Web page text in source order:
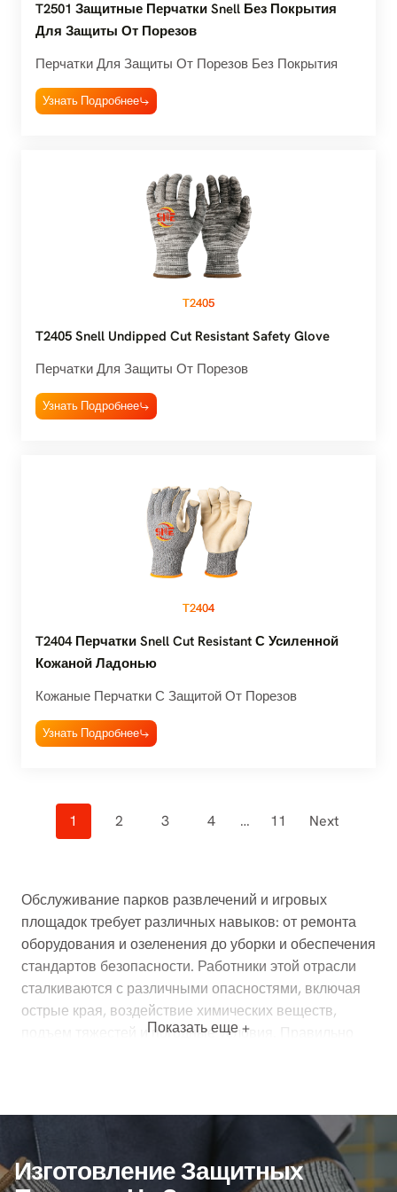
T2501 Защитные Перчатки Snell Без Покрытия
Для Защиты От Порезов
Перчатки Для Защиты От Порезов Без Покрытия
Узнать Подробнее
T2405
T2405 Snell Undipped Cut Resistant Safety Glove
Перчатки Для Защиты От Порезов
Узнать Подробнее
T2404
T2404 Перчатки Snell Cut Resistant С Усиленной
Кожаной Ладонью
Кожаные Перчатки С Защитой От Порезов
Узнать Подробнее
Posts
1 2 3 4 … 11 Next
Обслуживание парков развлечений и игровых
площадок требует различных навыков: от ремонта
оборудования и озеленения до уборки и обеспечения
стандартов безопасности. Работники этой отрасли
сталкиваются с различными опасностями, включая
острые края, воздействие химических веществ,
подъем тяжестей и погодные условия. Правильно
На сайте
Циндао Snell Protective Products Co.,
Ltd.Мы предлагаем широкий ассортимент защитных
Показать еще +
Изготовление Защитных